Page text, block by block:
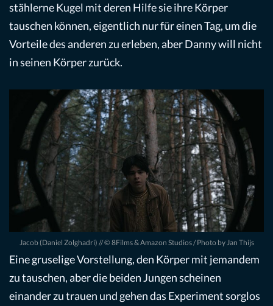
stählerne Kugel mit deren Hilfe sie ihre Körper
tauschen können, eigentlich nur für einen Tag, um die
Vorteile des anderen zu erleben, aber Danny will nicht
in seinen Körper zurück.
Jacob (Daniel Zolghadri) // © 8Films & Amazon Studios / Photo by Jan Thijs
Eine gruselige Vorstellung, den Körper mit jemandem
zu tauschen, aber die beiden Jungen scheinen
einander zu trauen und gehen das Experiment sorglos